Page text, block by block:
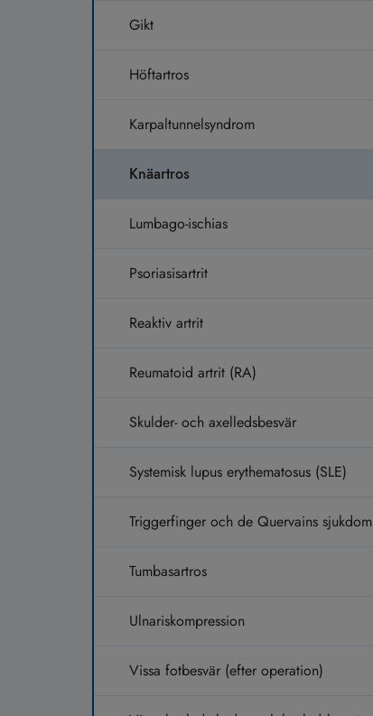
Gikt
Höftartros
Karpaltunnelsyndrom
Knäartros
Lumbago-ischias
Psoriasisartrit
Reaktiv artrit
Reumatoid artrit (RA)
Skulder- och axelledsbesvär
Systemisk lupus erythematosus (SLE)
Triggerfinger och de Quervains sjukdom
Tumbasartros
Ulnariskompression
Vissa fotbesvär (efter operation)